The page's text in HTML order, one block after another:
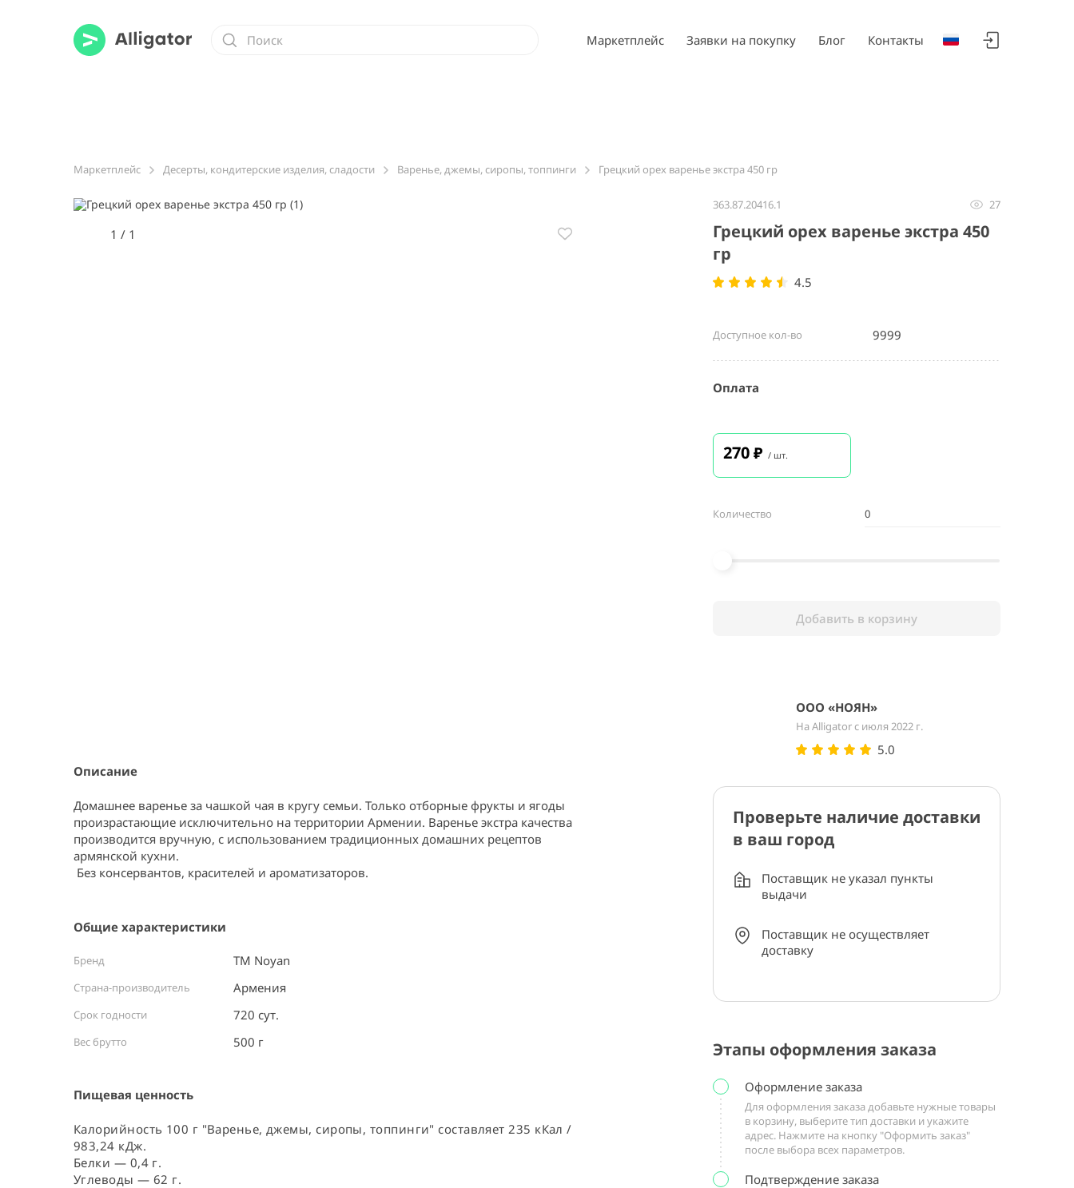
Маркетплейс Заявки на покупку Блог Контакты
Маркетплейс Десерты, кондитерские изделия, сладости Варенье, джемы, сиропы, топпинги Грецкий орех варенье экстра 450 гр
1 / 1
1
Описание
Домашнее варенье за чашкой чая в кругу семьи. Только отборные фрукты и ягоды
произрастающие исключительно на территории Армении. Варенье экстра качества
производится вручную, с использованием традиционных домашних рецептов
армянской кухни.
Без консервантов, красителей и ароматизаторов.
Общие характеристики
Бренд ТМ Noyan
Страна-производитель Армения ⠀
Срок годности 720 сут.
Вес брутто 500 г
Пищевая ценность
Калорийность 100 г "Варенье, джемы, сиропы, топпинги" составляет 235 кКал /
983,24 кДж.
Белки — 0,4 г.
Углеводы — 62 г.
363.87.20416.1 27
Грецкий орех варенье экстра 450
гр
4.5
Доступное кол-во 9999
Оплата
270₽ / шт.
Количество
Добавить в корзину
ООО «НОЯН»
На Alligator с июля 2022 г.
5.0
Проверьте наличие доставки
в ваш город
Поставщик не указал пункты
выдачи
Поставщик не осуществляет
доставку
Этапы оформления заказа
Оформление заказа
Для оформления заказа добавьте нужные товары
в корзину, выберите тип доставки и укажите
адрес. Нажмите на кнопку "Оформить заказ"
после выбора всех параметров.
Подтверждение заказа